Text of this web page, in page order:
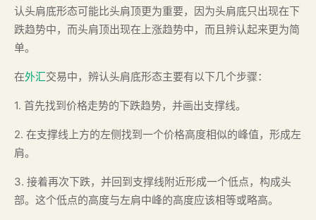
认头肩底形态可能比头肩顶更为重要，因为头肩底只出现在下
跌趋势中，而头肩顶出现在上涨趋势中，而且辨认起来更为简
单。
在外汇交易中，辨认头肩底形态主要有以下几个步骤：
1. 首先找到价格走势的下跌趋势，并画出支撑线。
2. 在支撑线上方的左侧找到一个价格高度相似的峰值，形成左
肩。
3. 接着再次下跌，并回到支撑线附近形成一个低点，构成头
部。这个低点的高度与左肩中峰的高度应该相等或略高。